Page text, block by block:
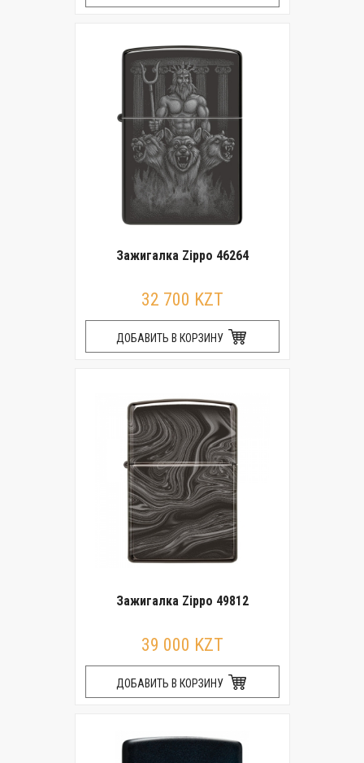
Зажигалка Zippo 46264
32 700 KZT
ДОБАВИТЬ В КОРЗИНУ
Зажигалка Zippo 49812
39 000 KZT
ДОБАВИТЬ В КОРЗИНУ